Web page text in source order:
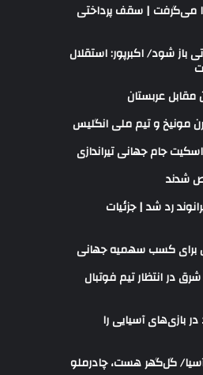
می‌گرفت | سقف پرداختی
باز شود/ اکبرپور: استقلال
مقابل عربستان
مونیخ و تیم ملی انگلیس
جام جهانی تیراندازی
شدند
رد شد | جزئیات
برای کسب سهمیه جهانی
در انتظار تیم فوتبال
بازی‌های آسیایی را
آسیا/ گل‌گهر هست، چادرملو